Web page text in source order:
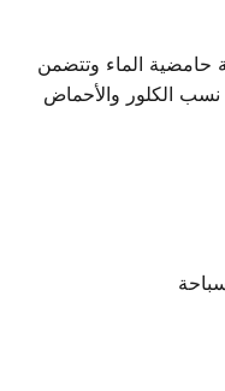
حامضية الماء وتتضمن
نسب الكلور والأحماض